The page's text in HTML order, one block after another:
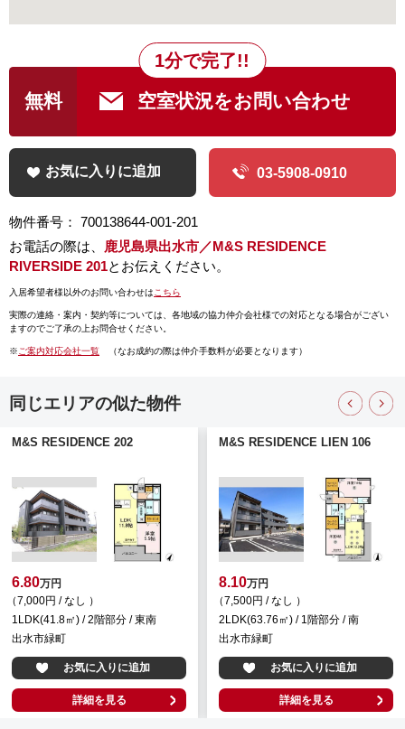
無料 空室状況をお問い合わせ
1分で完了!!
お気に入りに追加 03-5908-0910
物件番号： 700138644-001-201
お電話の際は、 鹿児島県出水市／M&S RESIDENCE
RIVERSIDE 201とお伝えください。
入居希望者様以外のお問い合わせはこちら
実際の連絡・案内・契約等については、各地域の協力仲介会社様での対応となる場合がござい
ますのでご了承の上お問合せください。
※ご案内対応会社一覧 （なお成約の際は仲介手数料が必要となります）
同じエリアの似た物件
M&S RESIDENCE 202
6.80万円
（7,000円 / なし ）
1LDK(41.8㎡) / 2階部分 / 東南
出水市緑町
お気に入りに追加
詳細を見る
M&S RESIDENCE LIEN 106
8.10万円
（7,500円 / なし ）
2LDK(63.76㎡) / 1階部分 / 南
出水市緑町
お気に入りに追加
詳細を見る